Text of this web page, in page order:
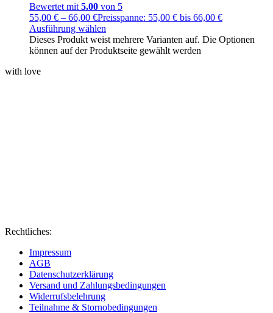
Bewertet mit 5.00 von 5
55,00 € – 66,00 €Preisspanne: 55,00 € bis 66,00 €
Ausführung wählen
Dieses Produkt weist mehrere Varianten auf. Die Optionen
können auf der Produktseite gewählt werden
with love
Rechtliches:
Impressum
AGB
Datenschutzerklärung
Versand und Zahlungsbedingungen
Widerrufsbelehrung
Teilnahme & Stornobedingungen